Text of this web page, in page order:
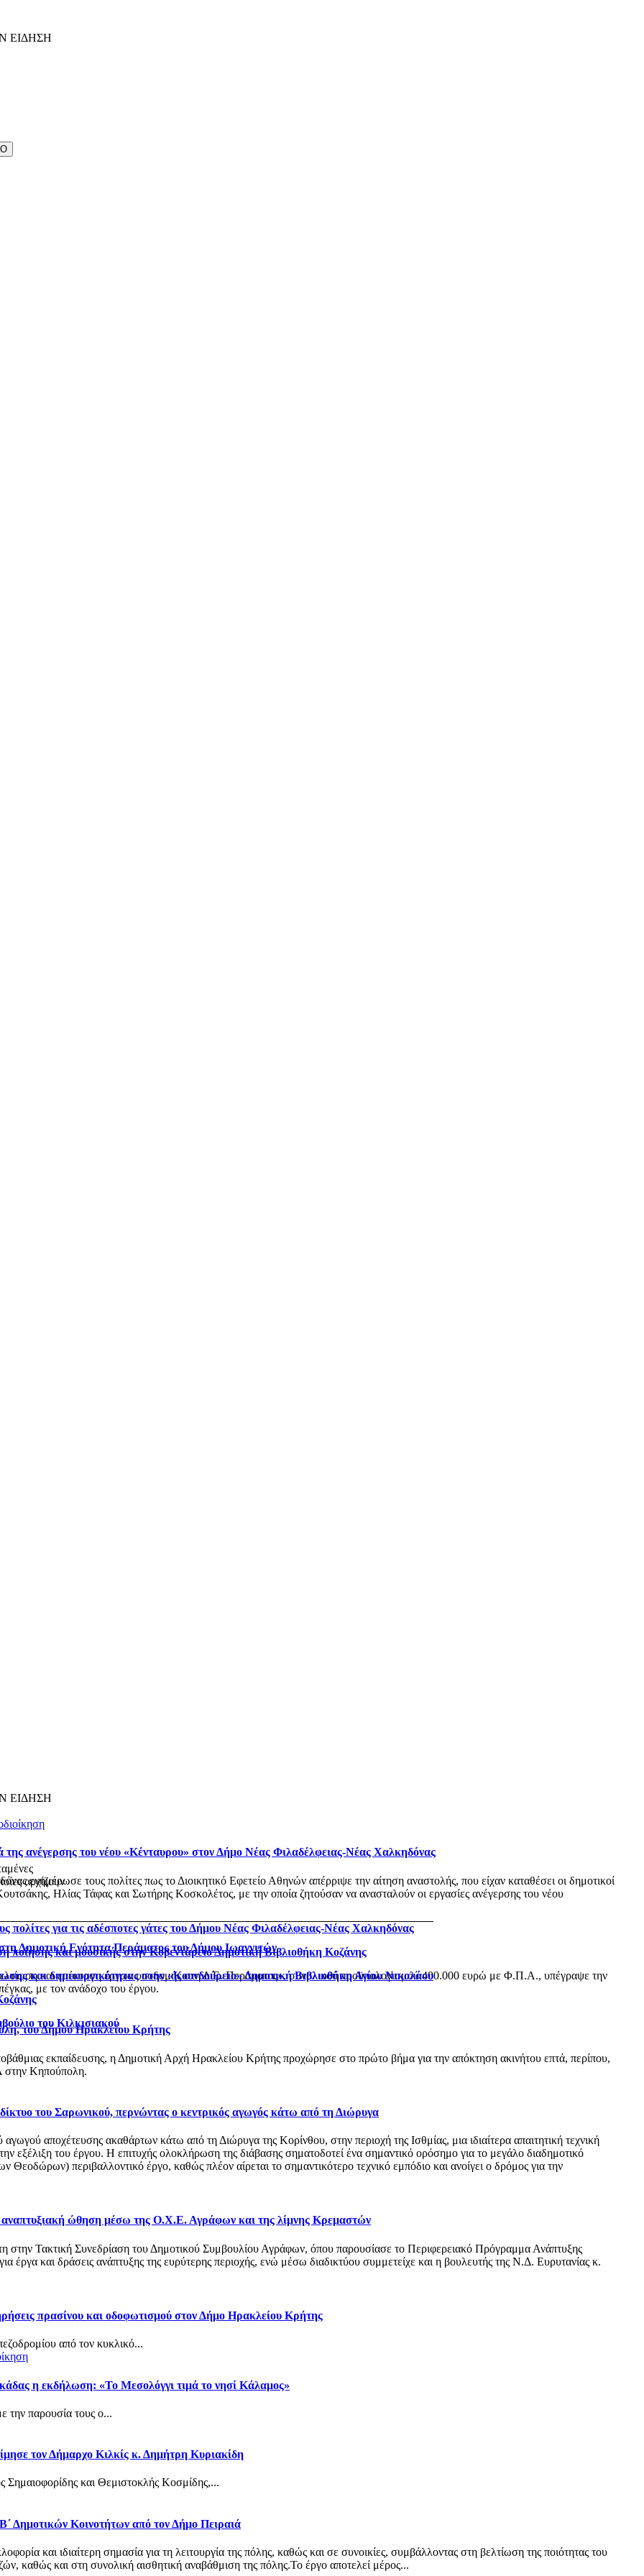
ΕΙΔΗΣΗ
ΕΙΔΗΣΗ
ανέγερσης του νέου «Κένταυρου» στον Δήμο Νέας Φιλαδέλφειας-Νέας Χαλκηδόνας
ενημέρωσε τους πολίτες πως το Διοικητικό Εφετείο Αθηνών απέρριψε την αίτηση αναστολής, που είχαν καταθέσει οι δημοτικοί
Ηλίας Τάφας και Σωτήρης Κοσκολέτος, με την οποία ζητούσαν να ανασταλούν οι εργασίες ανέγερσης του νέου
Δημοτική Ενότητα Περάματος του Δήμου Ιωαννιτών
και επέκταση έργων υποδομής στη Δ.Ε. Περάματος», συνολικού προϋπολογισμού 400.000 ευρώ με Φ.Π.Α., υπέγραψε την
με τον ανάδοχο του έργου.
του Δήμου Ηρακλείου Κρήτης
εκπαίδευσης, η Δημοτική Αρχή Ηρακλείου Κρήτης προχώρησε στο πρώτο βήμα για την απόκτηση ακινήτου επτά, περίπου,
Κηπούπολη.
του Σαρωνικού, περνώντας ο κεντρικός αγωγός κάτω από τη Διώρυγα
αποχέτευσης ακαθάρτων κάτω από τη Διώρυγα της Κορίνθου, στην περιοχή της Ισθμίας, μια ιδιαίτερα απαιτητική τεχνική
εξέλιξη του έργου. Η επιτυχής ολοκλήρωση της διάβασης σηματοδοτεί ένα σημαντικό ορόσημο για το μεγάλο διαδημοτικό
περιβαλλοντικό έργο, καθώς πλέον αίρεται το σημαντικότερο τεχνικό εμπόδιο και ανοίγει ο δρόμος για την
αναπτυξιακή ώθηση μέσω της Ο.Χ.Ε. Αγράφων και της λίμνης Κρεμαστών
στην Τακτική Συνεδρίαση του Δημοτικού Συμβουλίου Αγράφων, όπου παρουσίασε το Περιφερειακό Πρόγραμμα Ανάπτυξης
έργα και δράσεις ανάπτυξης της ευρύτερης περιοχής, ενώ μέσω διαδικτύου συμμετείχε και η βουλευτής της Ν.Δ. Ευρυτανίας κ.
πρασίνου και οδοφωτισμού στον Δήμο Ηρακλείου Κρήτης
από τον κυκλικό...
η εκδήλωση: «Το Μεσολόγγι τιμά το νησί Κάλαμος»
την παρουσία τους ο...
τον Δήμαρχο Κιλκίς κ. Δημήτρη Κυριακίδη
Σημαιοφορίδης και Θεμιστοκλής Κοσμίδης,...
Δημοτικών Κοινοτήτων από τον Δήμο Πειραιά
και ιδιαίτερη σημασία για τη λειτουργία της πόλης, καθώς και σε συνοικίες, συμβάλλοντας στη βελτίωση της ποιότητας του
καθώς και στη συνολική αισθητική αναβάθμιση της πόλης.Το έργο αποτελεί μέρος...
αρχίζουν
για τις αδέσποτες γάτες του Δήμου Νέας Φιλαδέλφειας-Νέας Χαλκηδόνας
και μουσικής στην Κοβεντάρειο Δημοτική Βιβλιοθήκη Κοζάνης
και δημιουργικότητας στην «Κουνδούρειο» Δημοτική Βιβλιοθήκη Αγίου Νικολάου
του Κιλκισιακού